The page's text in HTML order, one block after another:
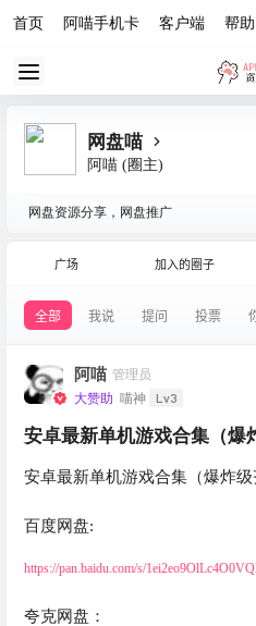
首页 阿喵手机卡 客户端 帮助
网盘喵
阿喵 (圈主)
网盘资源分享，网盘推广
广场 加入的圈子
全部 我说 提问 投票
阿喵 管理员
大赞助 喵神 Lv3
安卓最新单机游戏合集（爆
安卓最新单机游戏合集（爆炸级
百度网盘:
https://pan.baidu.com/s/
夸克网盘：